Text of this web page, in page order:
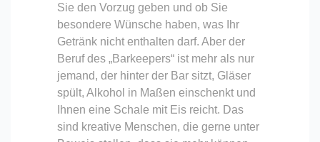
Sie den Vorzug geben und ob Sie
besondere Wünsche haben, was Ihr
Getränk nicht enthalten darf. Aber der
Beruf des „Barkeepers“ ist mehr als nur
jemand, der hinter der Bar sitzt, Gläser
spült, Alkohol in Maßen einschenkt und
Ihnen eine Schale mit Eis reicht. Das
sind kreative Menschen, die gerne unter